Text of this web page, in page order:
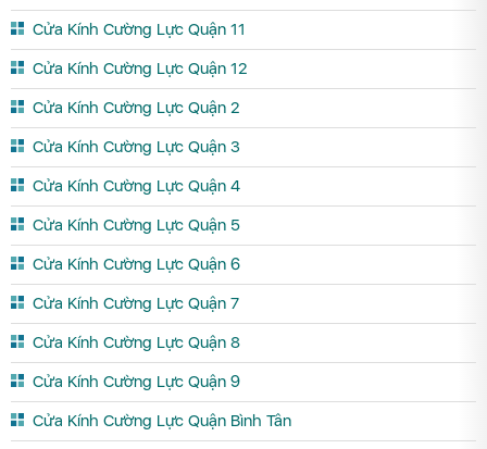
Cửa Kính Cường Lực Quận 11
Cửa Kính Cường Lực Quận 12
Cửa Kính Cường Lực Quận 2
Cửa Kính Cường Lực Quận 3
Cửa Kính Cường Lực Quận 4
Cửa Kính Cường Lực Quận 5
Cửa Kính Cường Lực Quận 6
Cửa Kính Cường Lực Quận 7
Cửa Kính Cường Lực Quận 8
Cửa Kính Cường Lực Quận 9
Cửa Kính Cường Lực Quận Bình Tân